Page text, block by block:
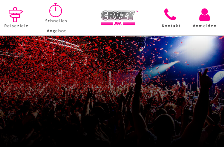
Reiseziele
Schnelles
Angebot
Kontakt Anmelden